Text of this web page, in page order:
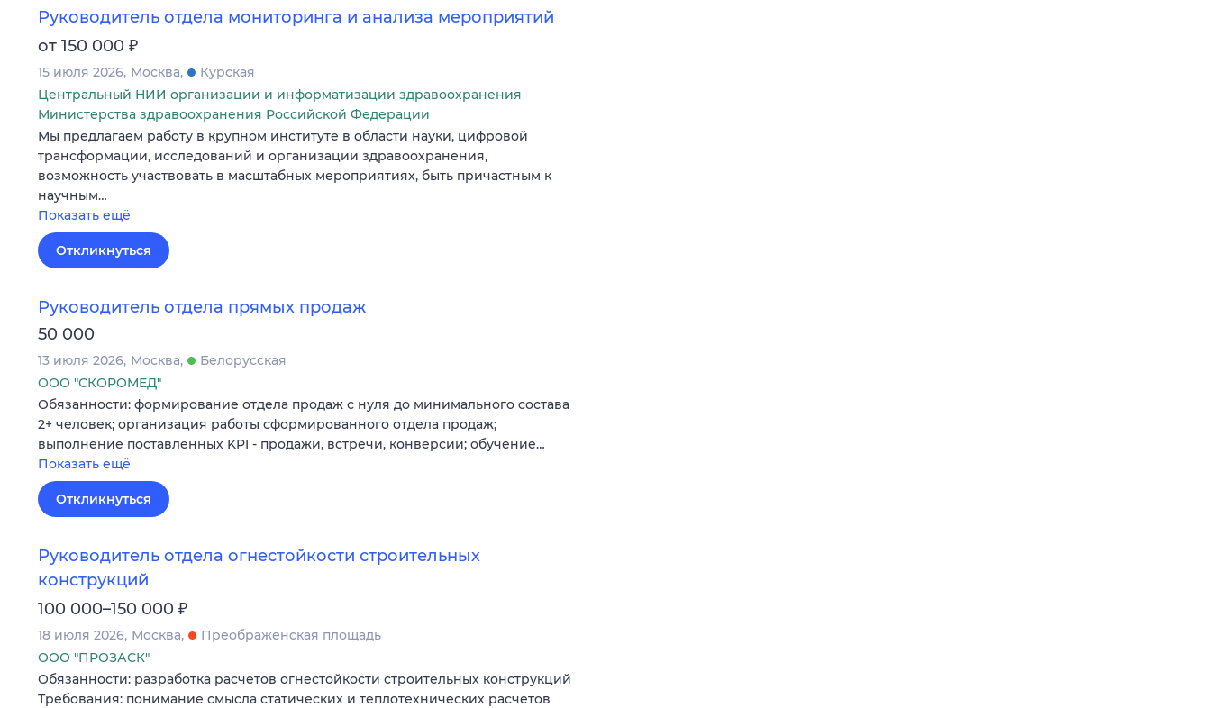
Руководитель отдела мониторинга и анализа мероприятий
от 150 000 ₽
15 июля 2026 Москва
Курская
Центральный НИИ организации и информатизации здравоохранения
Министерства здравоохранения Российской Федерации
Мы предлагаем работу в крупном институте в области науки, цифровой
трансформации, исследований и организации здравоохранения,
возможность участвовать в масштабных мероприятиях, быть причастным к
научным…
Показать ещё
Откликнуться
Руководитель отдела прямых продаж
50 000
13 июля 2026 Москва
Белорусская
ООО "СКОРОМЕД"
Обязанности: формирование отдела продаж с нуля до минимального состава
2+ человек; организация работы сформированного отдела продаж;
выполнение поставленных KPI - продажи, встречи, конверсии; обучение…
Показать ещё
Откликнуться
Руководитель отдела огнестойкости строительных
конструкций
100 000–150 000 ₽
18 июля 2026 Москва
Преображенская площадь
ООО "ПРОЗАСК"
Обязанности: разработка расчетов огнестойкости строительных конструкций
Требования: понимание смысла статических и теплотехнических расчетов